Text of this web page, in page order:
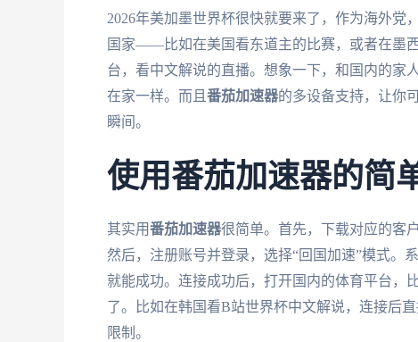
2026年美加墨世界杯很快就要来了，作为海外
国家——比如在美国看东道主的比赛，或者在墨
台，看中文解说的直播。想象一下，和国内的家
在家一样。而且 番茄加速器的多设备支持，让你
瞬间。
使用番茄加速器的简
其实用番茄加速器很简单。首先，下载对应的客
然后，注册账号并登录，选择“回国加速”模式。
就能成功。连接成功后，打开国内的体育平台，
了。比如在韩国看B站世界杯中文解说，连接后
限制。